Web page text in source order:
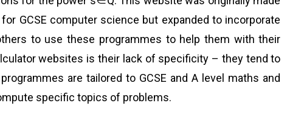
GCSE computer science but expanded to incorporate
to use these programmes to help them with their
websites is their lack of specificity – they tend to
are tailored to GCSE and A level maths and
specific topics of problems.